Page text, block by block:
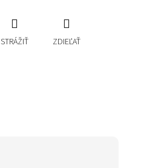
STRÁŽIŤ ZDIEĽAŤ